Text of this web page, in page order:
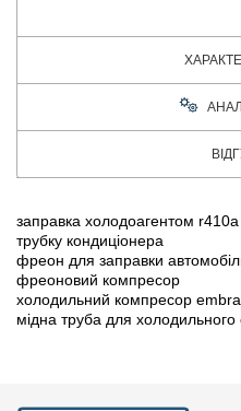
заправка холодоагентом r410a
трубку кондиціонера
фреон для заправки
фреоновий компресор
холодильний компресор
мідна труба для